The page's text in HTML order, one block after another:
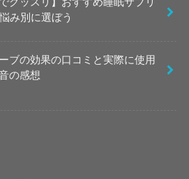
でグッスリ】おすすめ睡眠サプリ
み別に選ぼう
ブの効果の口コミと実際に使用
の感想